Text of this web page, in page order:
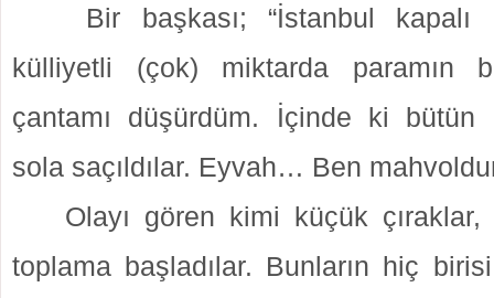
Bir başkası; “İstanbul kapalı
külliyetli (çok) miktarda paramın
çantamı düşürdüm. İçinde ki bütün
sola saçıldılar. Eyvah… Ben
Olayı gören kimi küçük çıraklar,
toplama başladılar. Bunların hiç